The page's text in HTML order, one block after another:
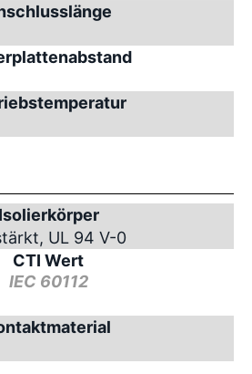
Isolierkörper
UL 94 V-0
CTI Wert
IEC 60112